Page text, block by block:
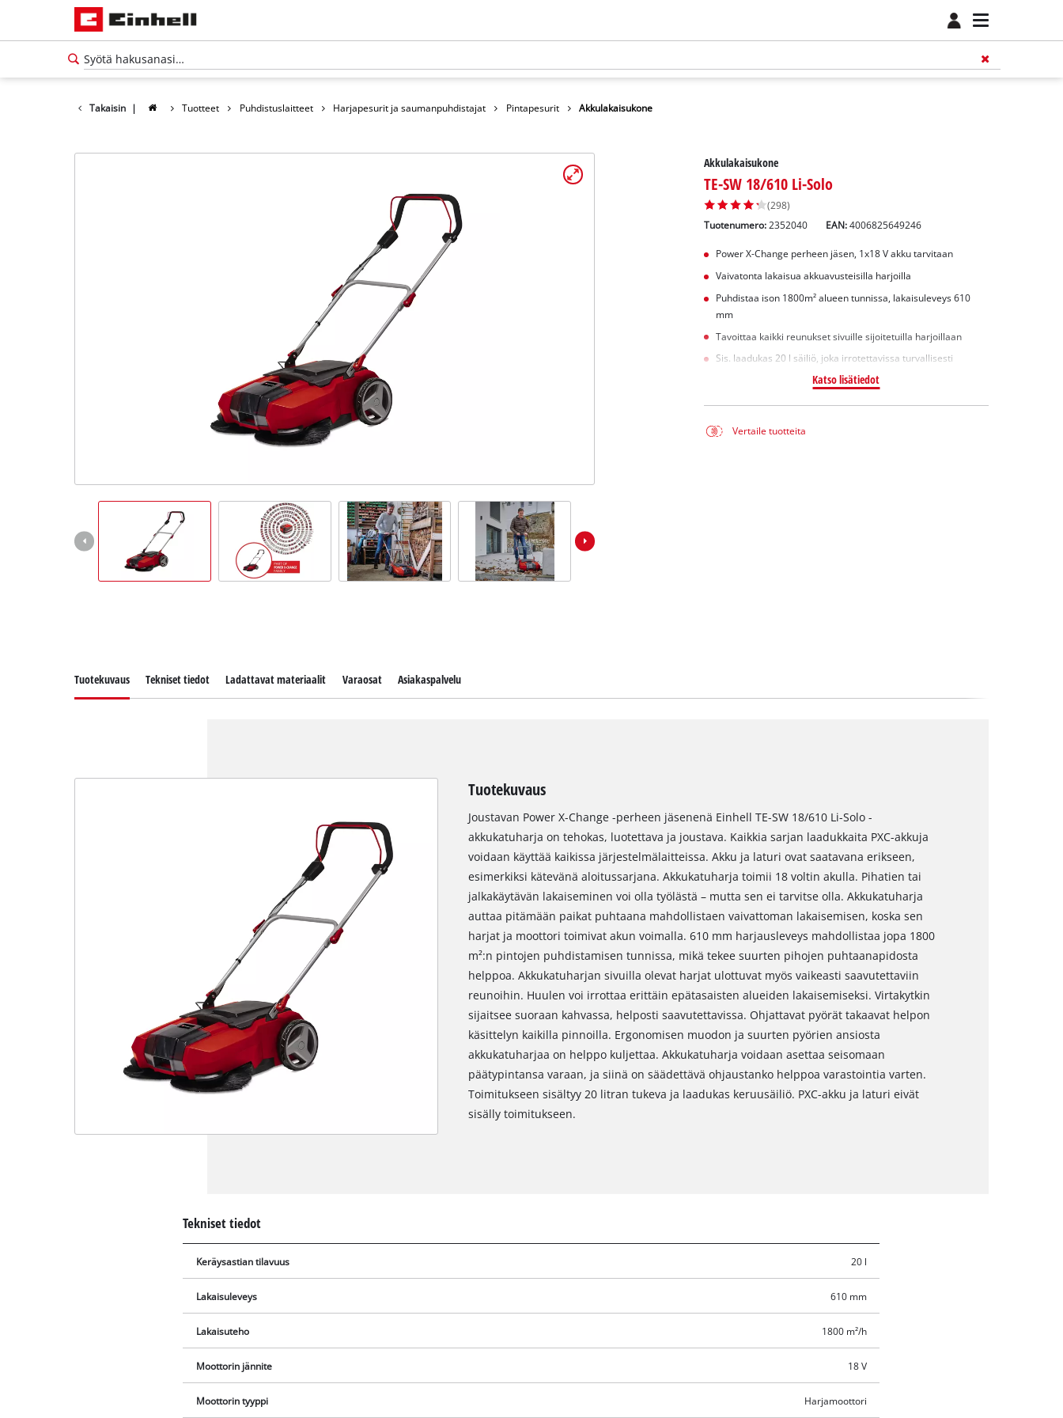
Takaisin | Tuotteet Puhdistuslaitteet Harjapesurit ja saumanpuhdistajat Pintapesurit Akkulakaisukone
Akkulakaisukone
TE-SW 18/610 Li-Solo
(298)
Tuotenumero: 2352040 EAN:4006825649246
Power X-Change perheen jäsen, 1x18 V akku tarvitaan
Vaivatonta lakaisua akkuavusteisilla harjoilla
Puhdistaa ison 1800m² alueen tunnissa, lakaisuleveys 610
mm
Tavoittaa kaikki reunukset sivuille sijoitetuilla harjoillaan
Sis. laadukas 20 l säiliö, joka irrotettavissa turvallisesti
Katso lisätiedot
Vertaile tuotteita
Tarvitsemme suostumuksesi palvelun
Tuotekuvaus Tekniset tiedot Ladattavat materiaalit Varaosat Asiakaspalvelu
Tuotekuvaus
Joustavan Power X-Change -perheen jäsenenä Einhell TE-SW 18/610 Li-Solo -
akkukatuharja on tehokas, luotettava ja joustava. Kaikkia sarjan laadukkaita PXC-akkuja
voidaan käyttää kaikissa järjestelmälaitteissa. Akku ja laturi ovat saatavana erikseen,
esimerkiksi kätevänä aloitussarjana. Akkukatuharja toimii 18 voltin akulla. Pihatien tai
jalkakäytävän lakaiseminen voi olla työlästä – mutta sen ei tarvitse olla. Akkukatuharja
auttaa pitämään paikat puhtaana mahdollistaen vaivattoman lakaisemisen, koska sen
harjat ja moottori toimivat akun voimalla. 610 mm harjausleveys mahdollistaa jopa 1800
m²:n pintojen puhdistamisen tunnissa, mikä tekee suurten pihojen puhtaanapidosta
helppoa. Akkukatuharjan sivuilla olevat harjat ulottuvat myös vaikeasti saavutettaviin
reunoihin. Huulen voi irrottaa erittäin epätasaisten alueiden lakaisemiseksi. Virtakytkin
sijaitsee suoraan kahvassa, helposti saavutettavissa. Ohjattavat pyörät takaavat helpon
käsittelyn kaikilla pinnoilla. Ergonomisen muodon ja suurten pyörien ansiosta
akkukatuharjaa on helppo kuljettaa. Akkukatuharja voidaan asettaa seisomaan
päätypintansa varaan, ja siinä on säädettävä ohjaustanko helppoa varastointia varten.
Toimitukseen sisältyy 20 litran tukeva ja laadukas keruusäiliö. PXC-akku ja laturi eivät
sisälly toimitukseen.
Tekniset tiedot
Keräysastian tilavuus 20 l
Lakaisuleveys 610 mm
Lakaisuteho 1800 m²/h
Moottorin jännite 18 V
Moottorin tyyppi Harjamoottori